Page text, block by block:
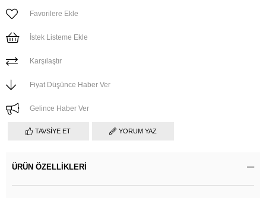
Favorilere Ekle
İstek Listeme Ekle
Karşılaştır
Fiyat Düşünce Haber Ver
Gelince Haber Ver
TAVSIYE ET YORUM YAZ
ÜRÜN ÖZELLIKLERI